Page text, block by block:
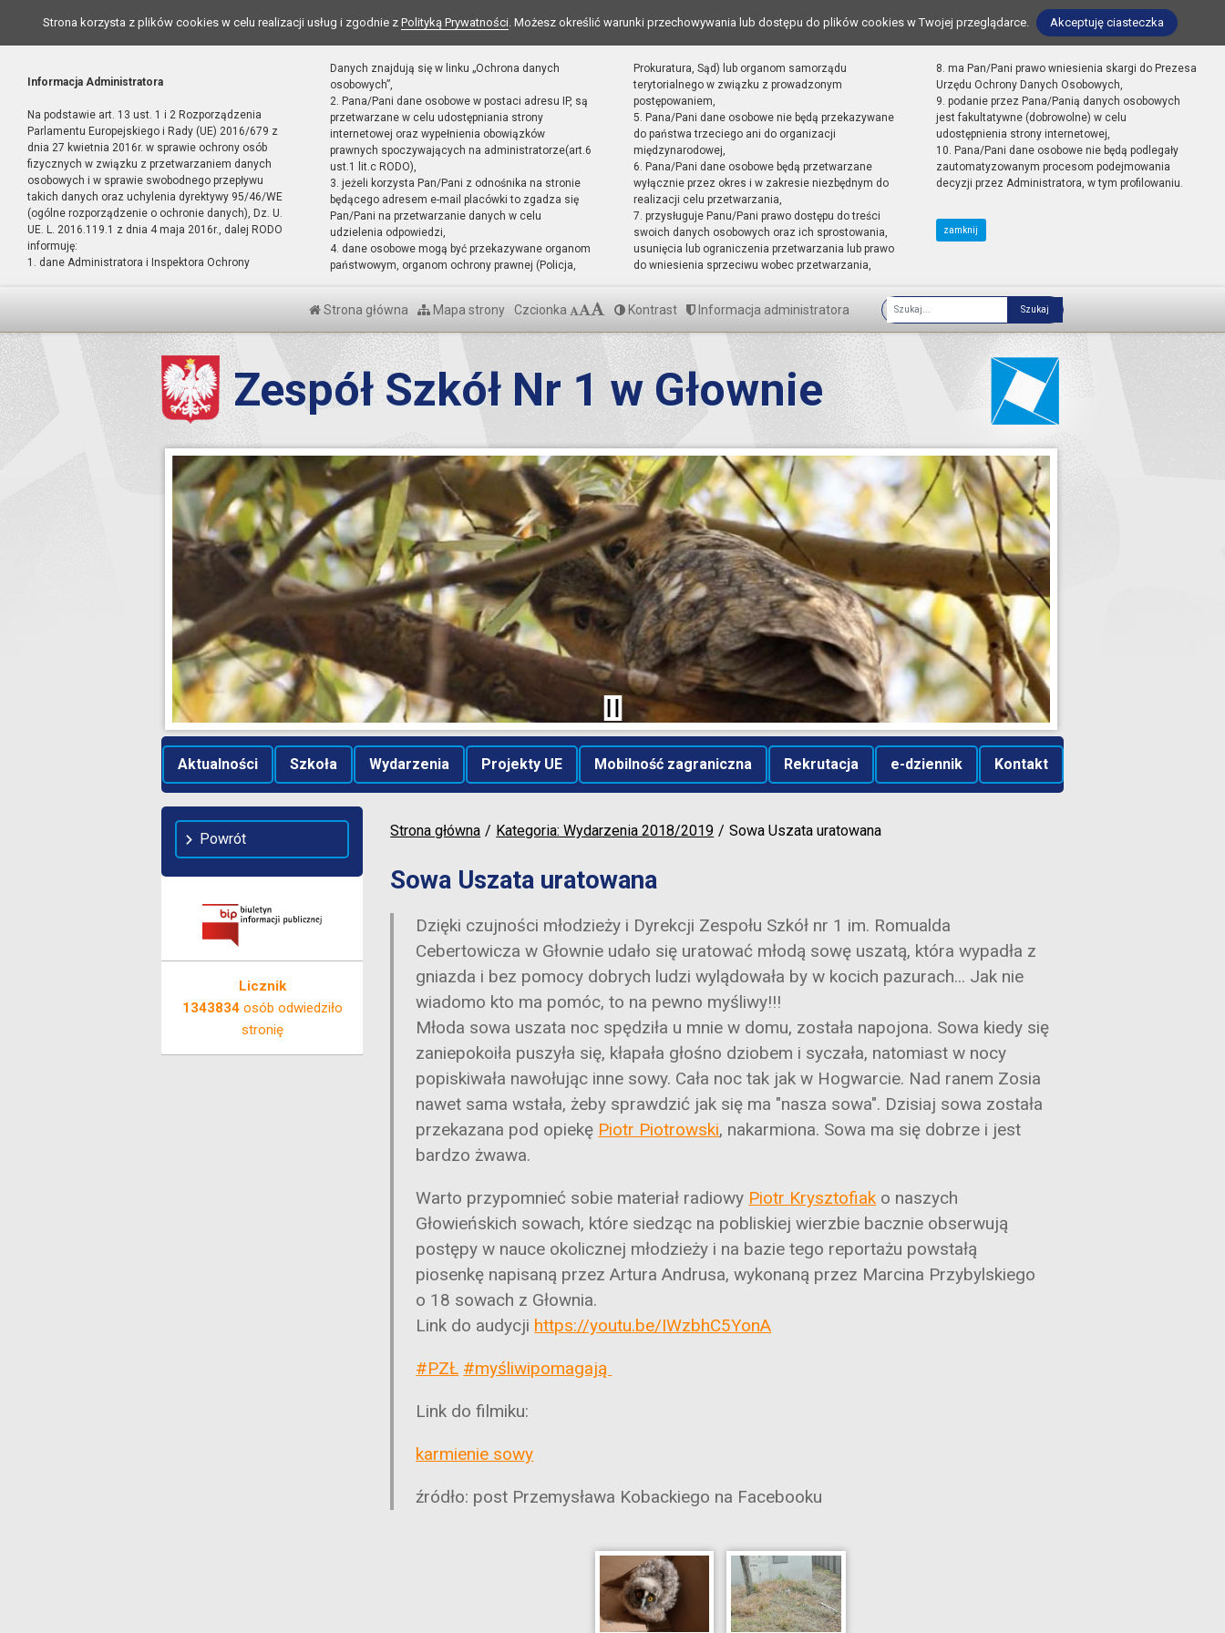
Strona korzysta z plików cookies w celu realizacji usług i zgodnie z Polityką Prywatności. Możesz określić warunki przechowywania lub dostępu do plików cookies w Twojej przeglądarce. Akceptuję ciasteczka
Informacja Administratora
Na podstawie art. 13 ust. 1 i 2 Rozporządzenia
Parlamentu Europejskiego i Rady (UE) 2016/679 z
dnia 27 kwietnia 2016r. w sprawie ochrony osób
fizycznych w związku z przetwarzaniem danych
osobowych i w sprawie swobodnego przepływu
takich danych oraz uchylenia dyrektywy 95/46/WE
(ogólne rozporządzenie o ochronie danych), Dz. U.
UE. L. 2016.119.1 z dnia 4 maja 2016r., dalej RODO
informuję:
1. dane Administratora i Inspektora Ochrony
Danych znajdują się w linku „Ochrona danych
osobowych”,
2. Pana/Pani dane osobowe w postaci adresu IP, są
przetwarzane w celu udostępniania strony
internetowej oraz wypełnienia obowiązków
prawnych spoczywających na administratorze(art.6
ust.1 lit.c RODO),
3. jeżeli korzysta Pan/Pani z odnośnika na stronie
będącego adresem e-mail placówki to zgadza się
Pan/Pani na przetwarzanie danych w celu
udzielenia odpowiedzi,
4. dane osobowe mogą być przekazywane organom
państwowym, organom ochrony prawnej (Policja,
Prokuratura, Sąd) lub organom samorządu
terytorialnego w związku z prowadzonym
postępowaniem,
5. Pana/Pani dane osobowe nie będą przekazywane
do państwa trzeciego ani do organizacji
międzynarodowej,
6. Pana/Pani dane osobowe będą przetwarzane
wyłącznie przez okres i w zakresie niezbędnym do
realizacji celu przetwarzania,
7. przysługuje Panu/Pani prawo dostępu do treści
swoich danych osobowych oraz ich sprostowania,
usunięcia lub ograniczenia przetwarzania lub prawo
do wniesienia sprzeciwu wobec przetwarzania,
8. ma Pan/Pani prawo wniesienia skargi do Prezesa
Urzędu Ochrony Danych Osobowych,
9. podanie przez Pana/Panią danych osobowych
jest fakultatywne (dobrowolne) w celu
udostępnienia strony internetowej,
10. Pana/Pani dane osobowe nie będą podlegały
zautomatyzowanym procesom podejmowania
decyzji przez Administratora, w tym profilowaniu.
zamknij
Strona główna Mapa strony Czcionka Kontrast Informacja administratora
Fraza
Zespół Szkół Nr 1 w Głownie
Aktualności Szkoła Wydarzenia Projekty UE Mobilność zagraniczna Rekrutacja e-dziennik Kontakt
Strona główna Kategoria: Wydarzenia 2018/2019 Sowa Uszata uratowana
Sowa Uszata uratowana
Dzięki czujności młodzieży i Dyrekcji Zespołu Szkół nr 1 im. Romualda
Cebertowicza w Głownie udało się uratować młodą sowę uszatą, która wypadła z
gniazda i bez pomocy dobrych ludzi wylądowała by w kocich pazurach... Jak nie
wiadomo kto ma pomóc, to na pewno myśliwy!!!
Młoda sowa uszata noc spędziła u mnie w domu, została napojona. Sowa kiedy się
zaniepokoiła puszyła się, kłapała głośno dziobem i syczała, natomiast w nocy
popiskiwała nawołując inne sowy. Cała noc tak jak w Hogwarcie. Nad ranem Zosia
nawet sama wstała, żeby sprawdzić jak się ma "nasza sowa". Dzisiaj sowa została
przekazana pod opiekę Piotr Piotrowski, nakarmiona. Sowa ma się dobrze i jest
bardzo żwawa.
Warto przypomnieć sobie materiał radiowy Piotr Krysztofiak o naszych
Głowieńskich sowach, które siedząc na pobliskiej wierzbie bacznie obserwują
postępy w nauce okolicznej młodzieży i na bazie tego reportażu powstałą
piosenkę napisaną przez Artura Andrusa, wykonaną przez Marcina Przybylskiego
o 18 sowach z Głownia.
Link do audycji https://youtu.be/IWzbhC5YonA
#PZŁ #myśliwipomagają
Link do filmiku:
karmienie sowy
źródło: post Przemysława Kobackiego na Facebooku
Powrót
Licznik
1343834osób odwiedziło
stronię